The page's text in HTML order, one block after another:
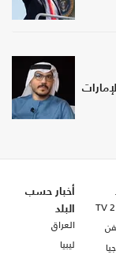
أخبار حسب
البلد
العراق
ليبيا